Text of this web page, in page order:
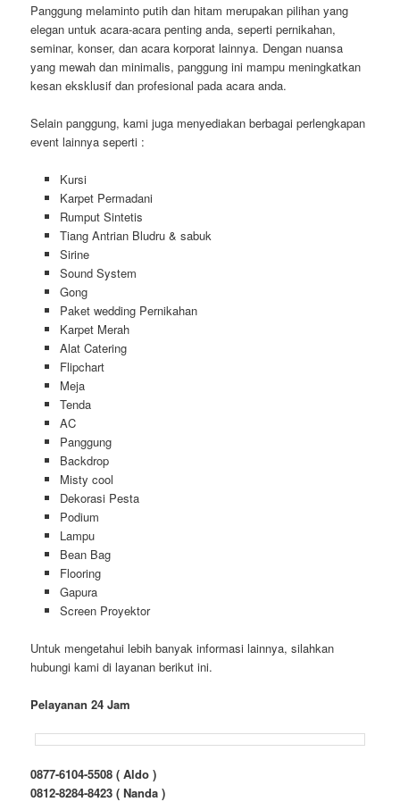
Panggung melaminto putih dan hitam merupakan pilihan yang
elegan untuk acara-acara penting anda, seperti pernikahan,
seminar, konser, dan acara korporat lainnya. Dengan nuansa
yang mewah dan minimalis, panggung ini mampu meningkatkan
kesan eksklusif dan profesional pada acara anda.
Selain panggung, kami juga menyediakan berbagai perlengkapan
event lainnya seperti :
Kursi
Karpet Permadani
Rumput Sintetis
Tiang Antrian Bludru & sabuk
Sirine
Sound System
Gong
Paket wedding Pernikahan
Karpet Merah
Alat Catering
Flipchart
Meja
Tenda
AC
Panggung
Backdrop
Misty cool
Dekorasi Pesta
Podium
Lampu
Bean Bag
Flooring
Gapura
Screen Proyektor
Untuk mengetahui lebih banyak informasi lainnya, silahkan
hubungi kami di layanan berikut ini.
Pelayanan 24 Jam
0877-6104-5508 ( Aldo )
0812-8284-8423 ( Nanda )